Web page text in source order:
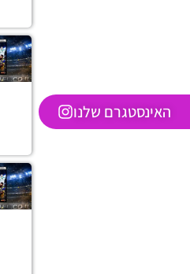
האינסטגרם שלנו